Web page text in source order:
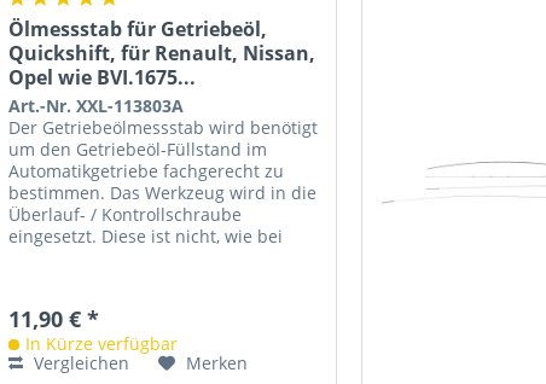
Ölmessstab für Getriebeöl,
Quickshift, für Renault, Nissan,
Opel wie BVI.1675...
Art.-Nr. XXL-113803A
Der Getriebeölmessstab wird benötigt
um den Getriebeöl-Füllstand im
Automatikgetriebe fachgerecht zu
bestimmen. Das Werkzeug wird in die
Überlauf- / Kontrollschraube
eingesetzt. Diese ist nicht, wie bei
11,90 € *
In Kürze verfügbar
Vergleichen
Merken